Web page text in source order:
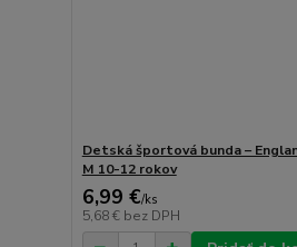
Detská športová bunda –
M 10-12 rokov
6,99 €/ks
5,68 € bez DPH